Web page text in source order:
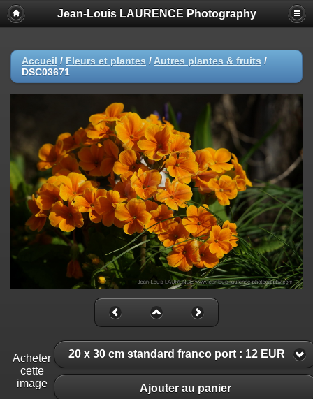
Jean-Louis LAURENCE Photography
Accueil / Fleurs et plantes / Autres plantes & fruits /
DSC03671
Acheter
cette
image
20 x 30 cm standard franco port : 12 EUR
Ajouter au panier